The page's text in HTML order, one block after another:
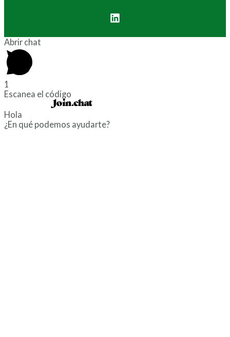
Abrir chat
1
Escanea el código
Hola
¿En qué podemos ayudarte?